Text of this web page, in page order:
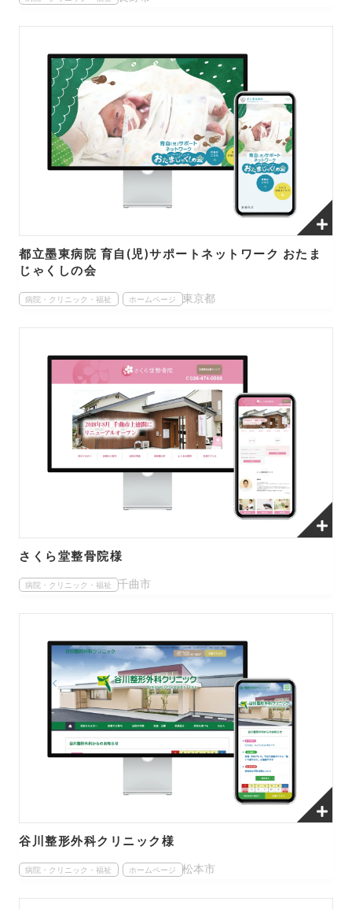
都立墨東病院 育自(児)サポートネットワーク おたま
じゃくしの会
病院・クリニック・福祉 ホームページ 東京都
さくら堂整骨院様
病院・クリニック・福祉 千曲市
谷川整形外科クリニック様
病院・クリニック・福祉 ホームページ 松本市